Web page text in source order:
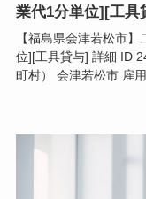
業代1分単位][工具
【福島県会津若松市
位][工具貸与] 詳細 ID
町村） 会津若松市 雇